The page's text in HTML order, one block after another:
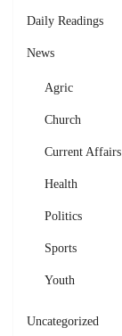
Daily Readings
News
Agric
Church
Current Affairs
Health
Politics
Sports
Youth
Uncategorized